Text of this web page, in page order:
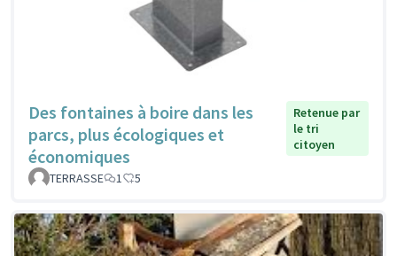
Des fontaines à boire dans les
parcs, plus écologiques et
économiques
Retenue par
le tri
citoyen
TERRASSE 1 5